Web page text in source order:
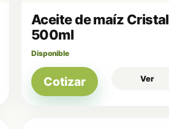
Aceite de maíz Cristal
500ml
Disponible
Cotizar Ver